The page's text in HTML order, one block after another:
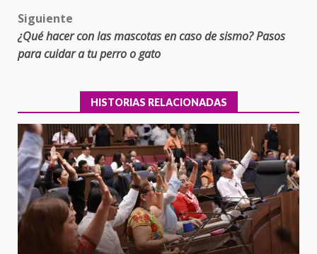
Siguiente
¿Qué hacer con las mascotas en caso de sismo? Pasos
para cuidar a tu perro o gato
HISTORIAS RELACIONADAS